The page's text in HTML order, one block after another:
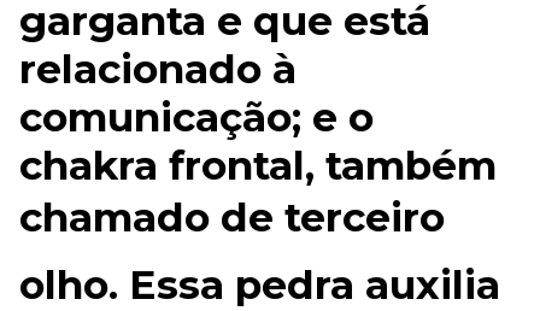
garganta e que está
relacionado à
comunicação; e o
chakra frontal, também
chamado de terceiro
olho. Essa pedra auxilia